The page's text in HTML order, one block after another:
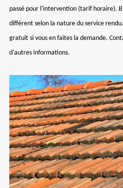
passé pour l'intervention (tarif horaire).
différent selon la nature du service
gratuit si vous en faites la demande.
d'autres informations.